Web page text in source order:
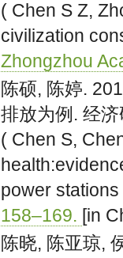
( Chen S Z,
civilization
Zhongzhou
陈硕, 陈婷.
排放为例. 经
( Chen S,
power
158–169. [in
陈晓, 陈亚琼,